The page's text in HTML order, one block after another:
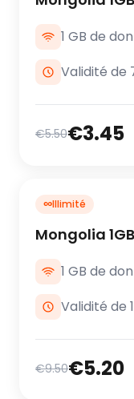
1 GB de
Validité de
€5.50€3.45
∞Illimité
Mongolia
1 GB de
Validité de
€9.50€5.20